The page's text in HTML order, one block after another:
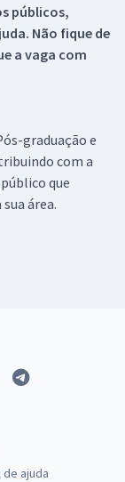
públicos,
Não fique de
a vaga com
graduação e
com a
que
área.
de ajuda